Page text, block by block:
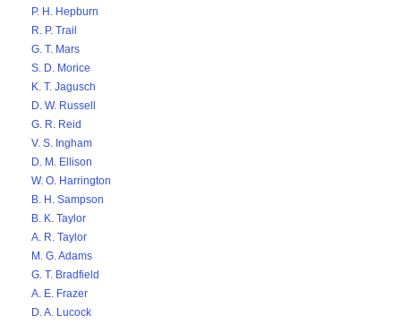
P. H. Hepburn
R. P. Trail
G. T. Mars
S. D. Morice
K. T. Jagusch
D. W. Russell
G. R. Reid
V. S. Ingham
D. M. Ellison
W. O. Harrington
B. H. Sampson
B. K. Taylor
A. R. Taylor
M. G. Adams
G. T. Bradfield
A. E. Frazer
D. A. Lucock